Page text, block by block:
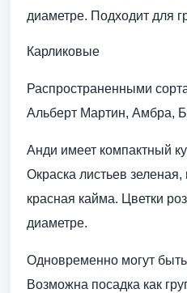
диаметре. Подходит для
Карликовые
Распространенными
Альберт Мартин, Амбра,
Анди имеет компактный
Окраска листьев зеленая,
красная кайма. Цветки
диаметре.
Одновременно могут
Возможна посадка как